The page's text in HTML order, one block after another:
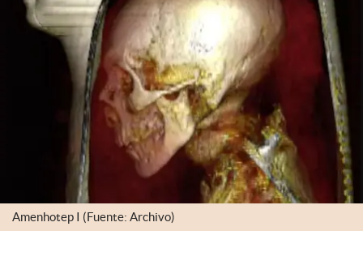
Amenhotep I (Fuente: Archivo)